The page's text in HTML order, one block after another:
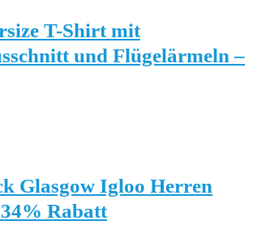
T-Shirt mit
und Flügelärmeln –
Glasgow Igloo Herren
Rabatt